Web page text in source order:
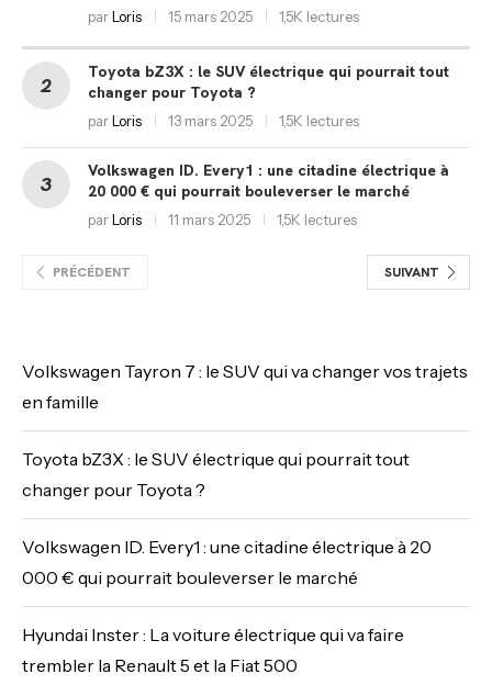
parLoris 15 mars 2025 1,5K lectures
Toyota bZ3X : le SUV électrique qui pourrait tout
changer pour Toyota ?
parLoris 13 mars 2025 1,5K lectures
Volkswagen ID. Every1 : une citadine électrique à
20 000 € qui pourrait bouleverser le marché
parLoris 11 mars 2025 1,5K lectures
PRÉCÉDENT SUIVANT
Volkswagen Tayron 7 : le SUV qui va changer vos trajets
en famille
Toyota bZ3X : le SUV électrique qui pourrait tout
changer pour Toyota ?
Volkswagen ID. Every1 : une citadine électrique à 20
000 € qui pourrait bouleverser le marché
Hyundai Inster : La voiture électrique qui va faire
trembler la Renault 5 et la Fiat 500